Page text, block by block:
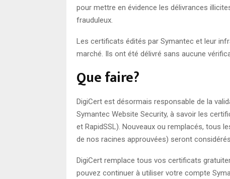
pour mettre en évidence les délivrances
frauduleux.
Les certificats édités par Symantec et leur
marché. Ils ont été délivré sans aucune
Que faire?
DigiCert est désormais responsable de la
Symantec Website Security, à savoir les
et RapidSSL). Nouveaux ou remplacés, tous
de nos racines approuvées) seront
DigiCert remplace tous vos certificats
pouvez continuer à utiliser votre compte